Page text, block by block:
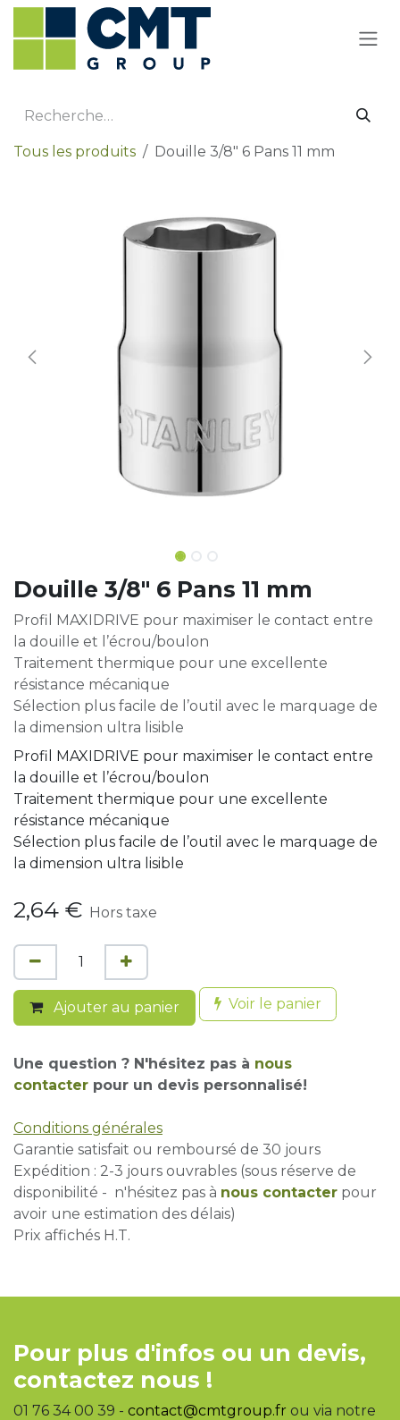
Se rendre au contenu
Tous les produits Douille 3/8" 6 Pans 11 mm
Douille 3/8" 6 Pans 11 mm
Profil MAXIDRIVE pour maximiser le contact entre
la douille et l’écrou/boulon
Traitement thermique pour une excellente
résistance mécanique
Sélection plus facile de l’outil avec le marquage de
la dimension ultra lisible
Profil MAXIDRIVE pour maximiser le contact entre
la douille et l’écrou/boulon
Traitement thermique pour une excellente
résistance mécanique
Sélection plus facile de l’outil avec le marquage de
la dimension ultra lisible
2,64 € Hors taxe
Ajouter au panier Voir le panier
Une question ? N'hésitez pas à nous
contacter pour un devis personnalisé!
Conditions générales
Garantie satisfait ou remboursé de 30 jours
Expédition : 2-3 jours ouvrables (sous réserve de
disponibilité - n'hésitez pas à nous contacter pour
avoir une estimation des délais)
Prix affichés H.T.
Pour plus d'infos ou un devis,
contactez nous !
01 76 34 00 39 - contact@cmtgroup.fr ou via notre